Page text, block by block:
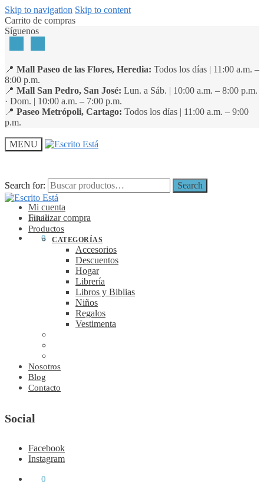
Skip to navigation Skip to content
Carrito de compras
Síguenos
📍 Mall Paseo de las Flores, Heredia: Todos los días | 11:00 a.m. –
8:00 p.m.
📍 Mall San Pedro, San José: Lun. a Sáb. | 10:00 a.m. – 8:00 p.m.
· Dom. | 10:00 a.m. – 7:00 p.m.
📍 Paseo Metrópoli, Cartago: Todos los días | 11:00 a.m. – 9:00
p.m.
MENU
Search for: Search
Mi cuenta
Finalizar compra
0
Search for: Search
Inicio
Productos
CATEGORÍAS
Accesorios
Descuentos
Hogar
Librería
Libros y Biblias
Niños
Regalos
Vestimenta
Nosotros
Blog
Contacto
Social
Facebook
Instagram
0